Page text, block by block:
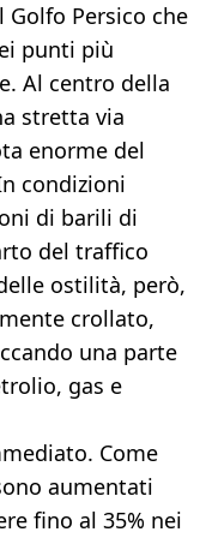
Golfo Persico che
punti più
Al centro della
stretta via
enorme del
condizioni
di barili di
del traffico
ostilità, però,
crollato,
una parte
gas e
Come
aumentati
fino al 35% nei